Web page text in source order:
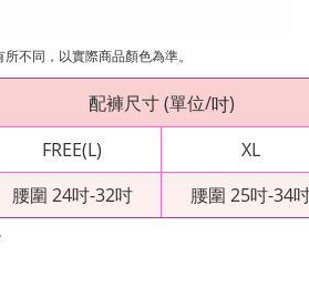
不同，以實際商品顏色為準。
配褲尺寸(單位/吋)
FREE(L)
XL
腰圍 24吋-32吋
腰圍 25吋-34